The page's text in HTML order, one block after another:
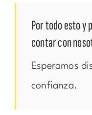
Por todo esto y
contar con
Esperamos
confianza.